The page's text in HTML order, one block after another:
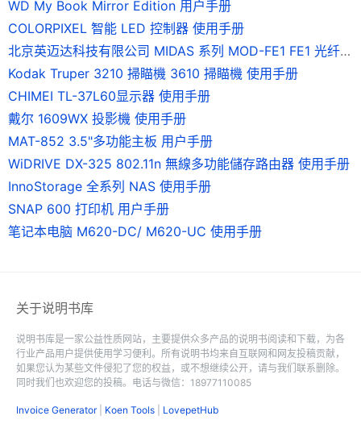
WD My Book Mirror Edition 用户手册
COLORPIXEL 智能 LED 控制器 使用手册
北京英迈达科技有限公司 MIDAS 系列 MOD-FE1 FE1 光纤调制解调器 说明书
Kodak Truper 3210 掃瞄機 3610 掃瞄機 使用手册
CHIMEI TL-37L60显示器 使用手册
戴尔 1609WX 投影機 使用手册
MAT-852 3.5"多功能主板 用户手册
WiDRIVE DX-325 802.11n 無線多功能儲存路由器 使用手册
InnoStorage 全系列 NAS 使用手册
SNAP 600 打印机 用户手册
笔记本电脑 M620-DC/ M620-UC 使用手册
关于说明书库
说明书库是一家公益性质网站，主要提供众多产品的说明书阅读和下载，为各
行业产品用户提供使用学习便利。所有说明书均来自互联网和网友投稿贡献，
如果您认为某些文件侵犯了您的权益，或不想继续公开，请与我们联系删除。
同时我们也欢迎您的投稿。电话与微信：18977110085
Invoice Generator| Koen Tools LovepetHub